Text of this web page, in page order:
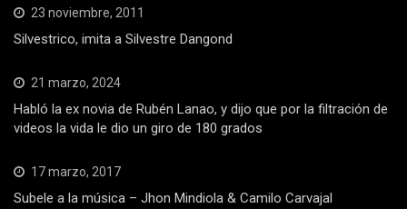
23 noviembre, 2011
Silvestrico, imita a Silvestre Dangond
21 marzo, 2024
Habló la ex novia de Rubén Lanao, y dijo que por la filtración de
videos la vida le dio un giro de 180 grados
17 marzo, 2017
Subele a la música – Jhon Mindiola & Camilo Carvajal